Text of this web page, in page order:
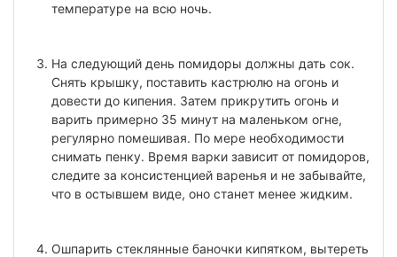
температуре на всю ночь.
На следующий день помидоры должны дать сок.
Снять крышку, поставить кастрюлю на огонь и
довести до кипения. Затем прикрутить огонь и
варить примерно 35 минут на маленьком огне,
регулярно помешивая. По мере необходимости
снимать пенку. Время варки зависит от помидоров,
следите за консистенцией варенья и не забывайте,
что в остывшем виде, оно станет менее жидким.
Ошпарить стеклянные баночки кипятком, вытереть